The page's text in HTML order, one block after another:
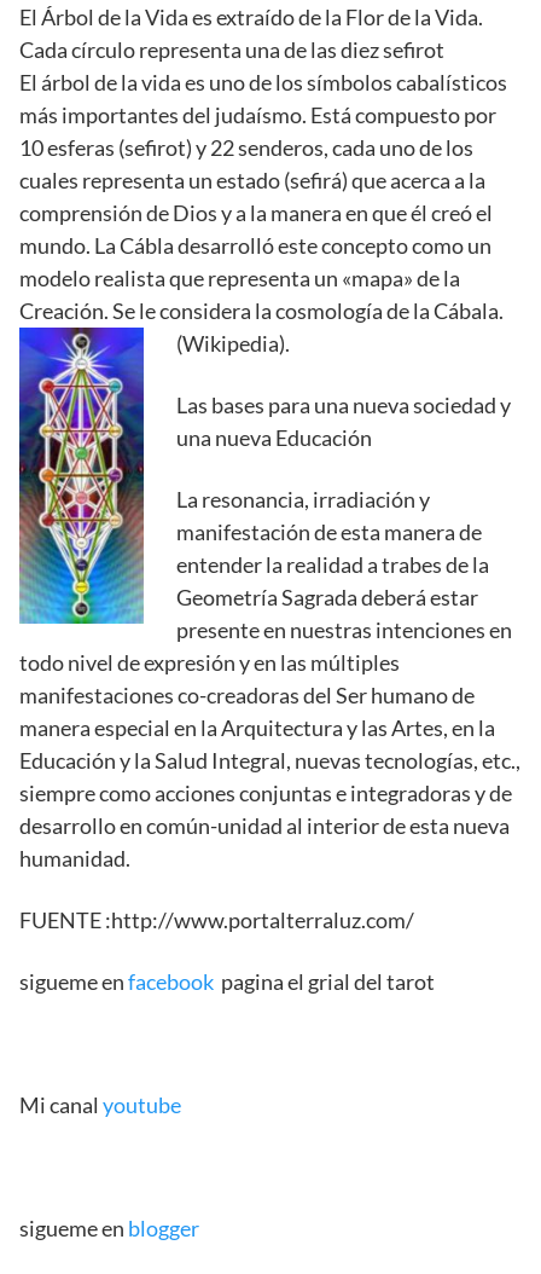
El Árbol de la Vida es extraído de la Flor de la Vida.
Cada círculo representa una de las diez sefirot
El árbol de la vida es uno de los símbolos cabalísticos
más importantes del judaísmo. Está compuesto por
10 esferas (sefirot) y 22 senderos, cada uno de los
cuales representa un estado (sefirá) que acerca a la
comprensión de Dios y a la manera en que él creó el
mundo. La Cábla desarrolló este concepto como un
modelo realista que representa un «mapa» de la
Creación. Se le considera la cosmología de la Cábala.
(Wikipedia).
Las bases para una nueva sociedad y
una nueva Educación
La resonancia, irradiación y
manifestación de esta manera de
entender la realidad a trabes de la
Geometría Sagrada deberá estar
presente en nuestras intenciones en
todo nivel de expresión y en las múltiples
manifestaciones co-creadoras del Ser humano de
manera especial en la Arquitectura y las Artes, en la
Educación y la Salud Integral, nuevas tecnologías, etc.,
siempre como acciones conjuntas e integradoras y de
desarrollo en común-unidad al interior de esta nueva
humanidad.
FUENTE :http://www.portalterraluz.com/
sigueme enfacebook pagina el grial del tarot
Mi canal youtube
sigueme en blogger